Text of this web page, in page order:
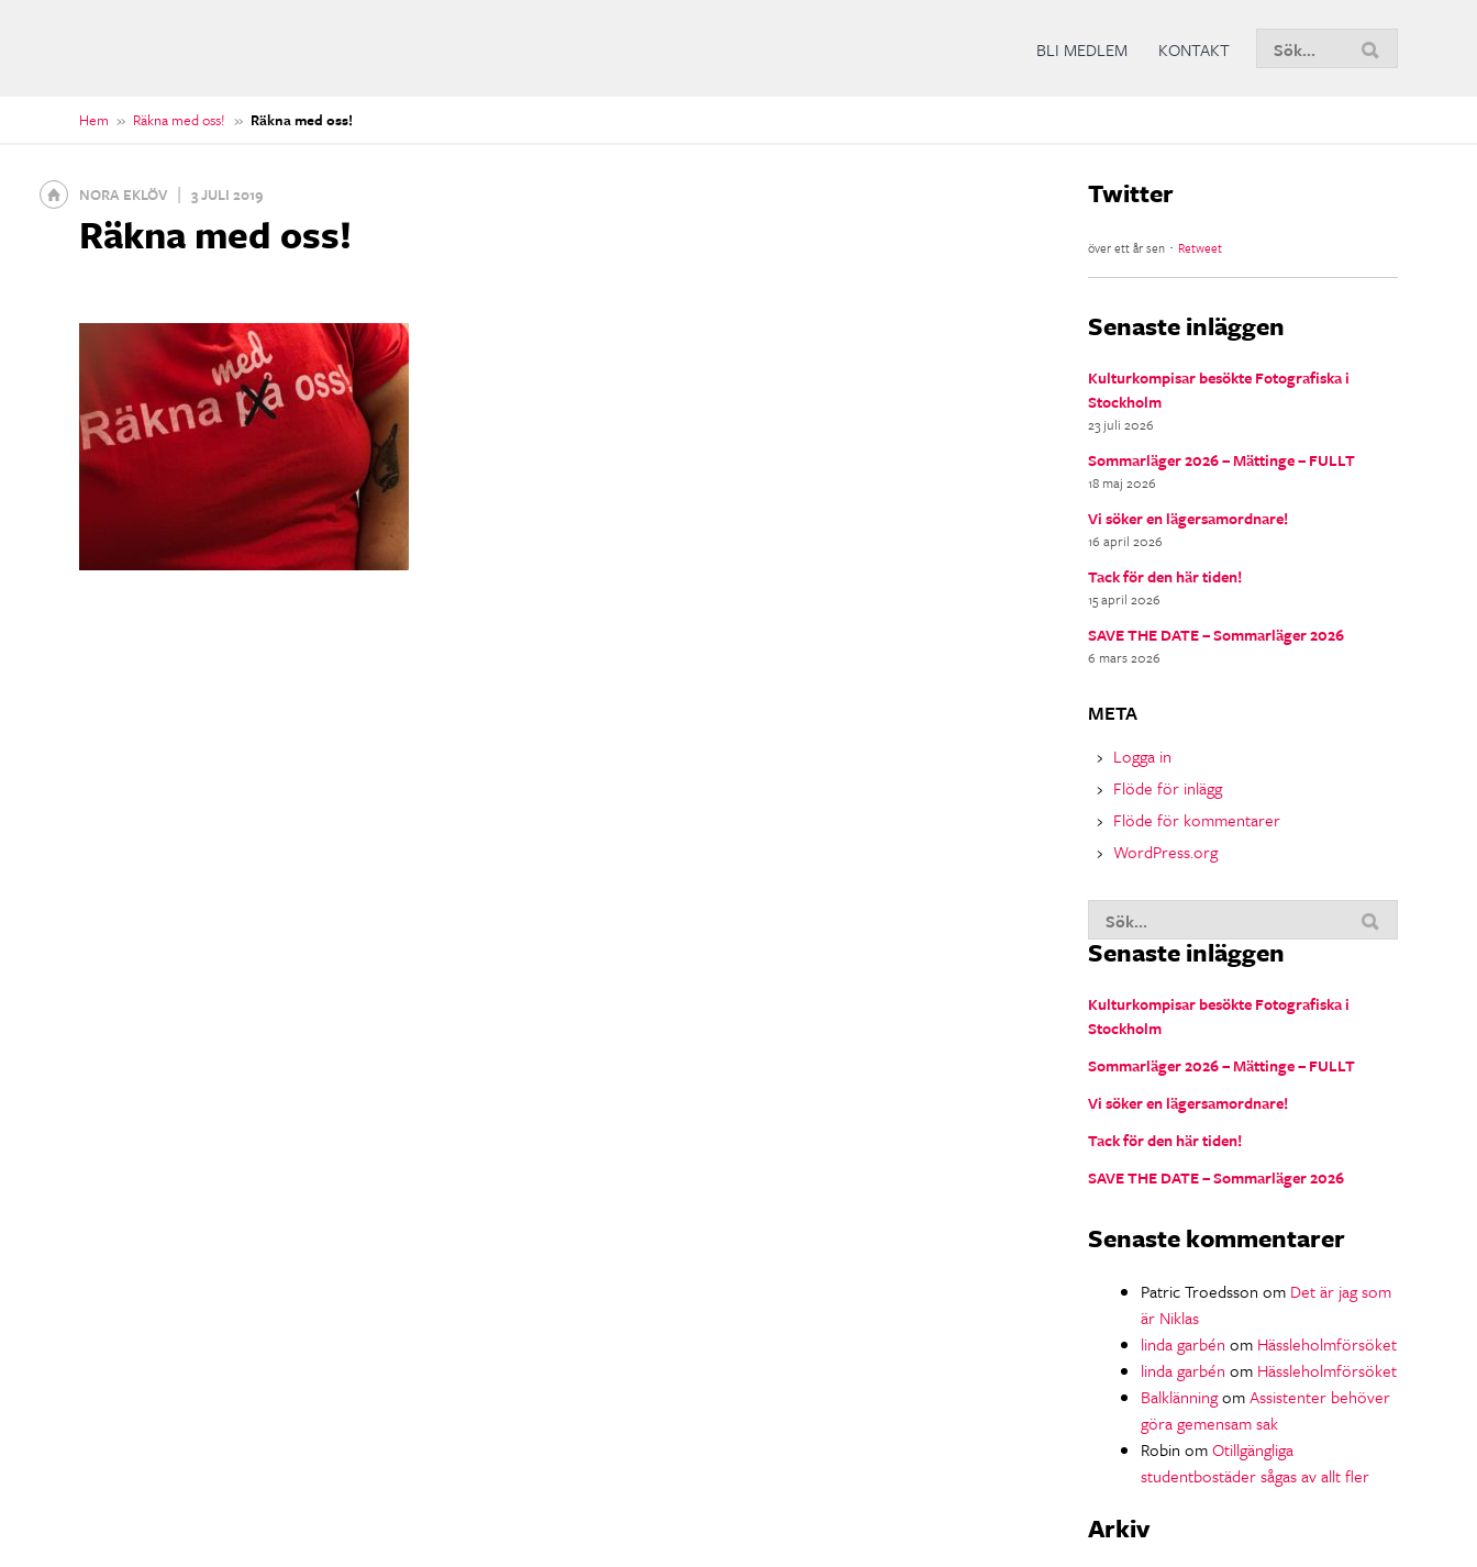
BLI MEDLEM KONTAKT
Sök
Hem » Räkna med oss! » Räkna med oss!
Gå
startsidan
NORA EKLÖV | 3 JULI 2019
Räkna med oss!
Twitter
över ett år sen ･ Retweet
Senaste inläggen
Kulturkompisar besökte Fotografiska i
Stockholm
23 juli 2026
Sommarläger 2026 – Mättinge – FULLT
18 maj 2026
Vi söker en lägersamordnare!
16 april 2026
Tack för den här tiden!
15 april 2026
SAVE THE DATE – Sommarläger 2026
6 mars 2026
META
Logga in
Flöde för inlägg
Flöde för kommentarer
WordPress.org
Sök
Senaste inläggen
Kulturkompisar besökte Fotografiska i
Stockholm
Sommarläger 2026 – Mättinge – FULLT
Vi söker en lägersamordnare!
Tack för den här tiden!
SAVE THE DATE – Sommarläger 2026
Senaste kommentarer
Patric Troedsson om Det är jag som
är Niklas
linda garbén om Hässleholmförsöket
linda garbén om Hässleholmförsöket
BalklänningomAssistenter behöver
göra gemensam sak
Robin omOtillgängliga
studentbostäder sågas av allt fler
Arkiv